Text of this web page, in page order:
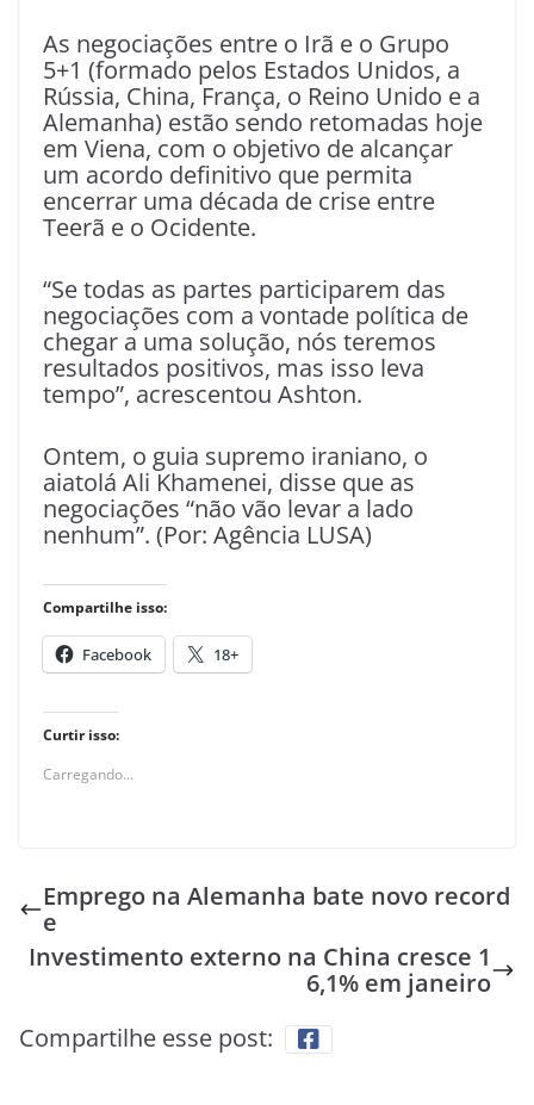
As negociações entre o Irã e o Grupo
5+1 (formado pelos Estados Unidos, a
Rússia, China, França, o Reino Unido e a
Alemanha) estão sendo retomadas hoje
em Viena, com o objetivo de alcançar
um acordo definitivo que permita
encerrar uma década de crise entre
Teerã e o Ocidente.
“Se todas as partes participarem das
negociações com a vontade política de
chegar a uma solução, nós teremos
resultados positivos, mas isso leva
tempo”, acrescentou Ashton.
Ontem, o guia supremo iraniano, o
aiatolá Ali Khamenei, disse que as
negociações “não vão levar a lado
nenhum”. (Por: Agência LUSA)
Compartilhe isso:
Facebook 18+
Curtir isso:
Carregando...
Emprego na Alemanha bate novo record
e
Investimento externo na China cresce 1
6,1% em janeiro
Compartilhe esse post: